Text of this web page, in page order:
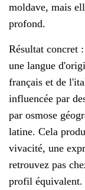
moldave, mais
profond.
Résultat concret
une langue
français et de
influencée par
par osmose
latine. Cela
vivacité, une
retrouvez pas
profil équivalent.